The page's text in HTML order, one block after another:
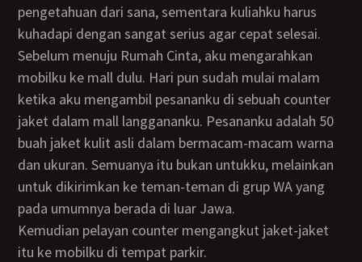
pengetahuan dari sana, sementara kuliahku harus
kuhadapi dengan sangat serius agar cepat selesai.
Sebelum menuju Rumah Cinta, aku mengarahkan
mobilku ke mall dulu. Hari pun sudah mulai malam
ketika aku mengambil pesananku di sebuah counter
jaket dalam mall langgananku. Pesananku adalah 50
buah jaket kulit asli dalam bermacam-macam warna
dan ukuran. Semuanya itu bukan untukku, melainkan
untuk dikirimkan ke teman-teman di grup WA yang
pada umumnya berada di luar Jawa.
Kemudian pelayan counter mengangkut jaket-jaket
itu ke mobilku di tempat parkir.